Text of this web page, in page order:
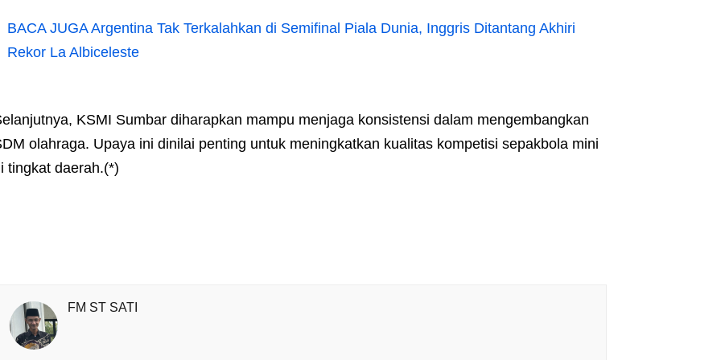
BACA JUGA Argentina Tak Terkalahkan di Semifinal Piala Dunia, Inggris Ditantang Akhiri
Rekor La Albiceleste
KSMI Sumbar diharapkan mampu menjaga konsistensi dalam mengembangkan
olahraga. Upaya ini dinilai penting untuk meningkatkan kualitas kompetisi sepakbola mini
tingkat daerah.(*)
FM ST SATI